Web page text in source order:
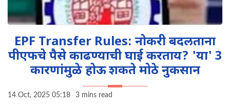
EPF Transfer Rules: नोकरी बदलताना
पीएफचे पैसे काढण्याची घाई करताय? 'या' 3
कारणांमुळे होऊ शकते मोठे नुकसान
14 Oct, 2025 05:18 3 mins read